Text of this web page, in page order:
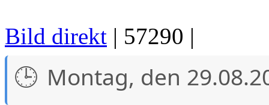
Bild direkt | 57290 |
Montag, den